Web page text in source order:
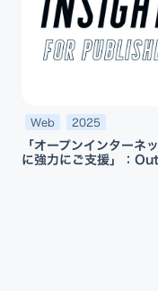
Web 2025
「オープンインター
に強力にご支援」：